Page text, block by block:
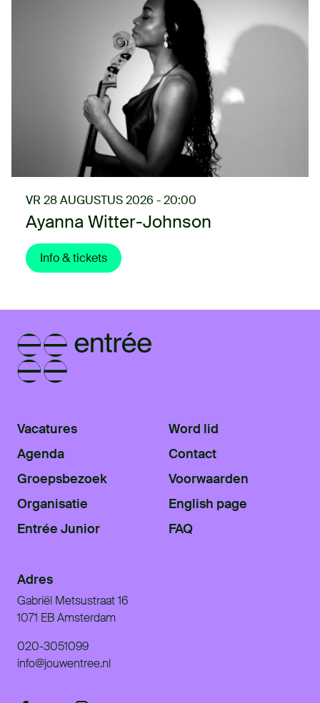
VR 28 AUGUSTUS 2026 - 20:00
Ayanna Witter-Johnson
Info & tickets
Vacatures
Agenda
Groepsbezoek
Organisatie
Entrée Junior
Word lid
Contact
Voorwaarden
English page
FAQ
Adres
Gabriël Metsustraat 16
1071 EB Amsterdam
020-3051099
info@jouwentree.nl